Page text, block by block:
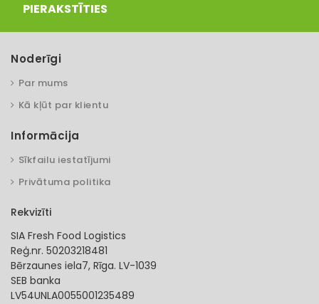
PIERAKSTĪTIES
Noderīgi
Par mums
Kā kļūt par klientu
Informācija
Sīkfailu iestatījumi
Privātuma politika
Rekvizīti
SIA Fresh Food Logistics
Reģ.nr. 50203218481
Bērzaunes iela7, Rīga. LV-1039
SEB banka
LV54UNLA0055001235489